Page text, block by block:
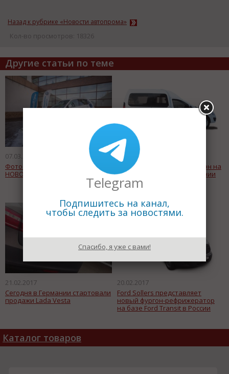
Назад к рубрике «Новости автопрома»
Кол-во просмотров: 18326
Другие статьи по теме
07.03.2017
Фотоотчет с презентации
НОВОГО Volkswagen Tiguan
04.03.2017
Грузопассажирский минивэн на
базе Lada Largus от компании
«Самотлор-НН»
21.02.2017
Сегодня в Германии стартовали
продажи Lada Vesta
20.02.2017
Ford Sollers представляет
новый фургон-рефрижератор
на базе Ford Transit в России
Каталог товаров
Telegram
Подпишитесь на канал,
чтобы следить за новостями.
Спасибо, я уже с вами!